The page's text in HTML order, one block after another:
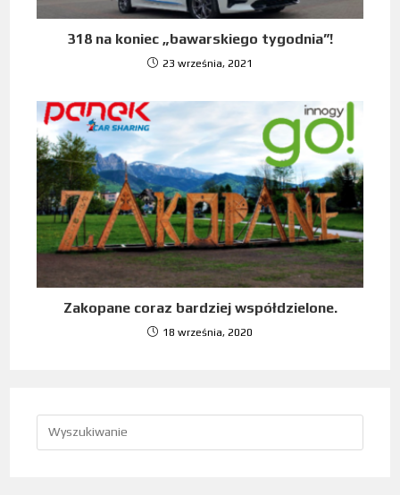
318 na koniec „bawarskiego tygodnia”!
23 września, 2021
Zakopane coraz bardziej współdzielone.
18 września, 2020